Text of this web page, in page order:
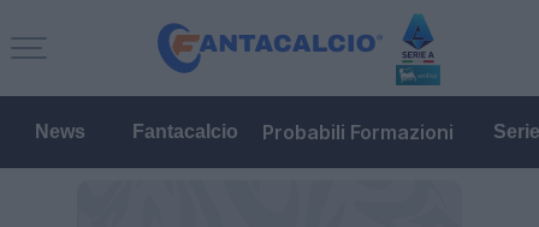
News Fantacalcio Probabili Formazioni